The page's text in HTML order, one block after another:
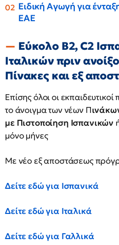
Ειδική Αγωγή για
ΕΑΕ
Εύκολο Β2, C2
Ιταλικών πριν
Πίνακες και εξ
Επίσης όλοι οι
το άνοιγμα των νέων Π
με Πιστοποίηση Ισπανικών
μόνο μήνες
Με νέο εξ αποστάσεως
Δείτε εδώ για Ισπανικά
Δείτε εδώ για Ιταλικά
Δείτε εδώ για Γαλλικά